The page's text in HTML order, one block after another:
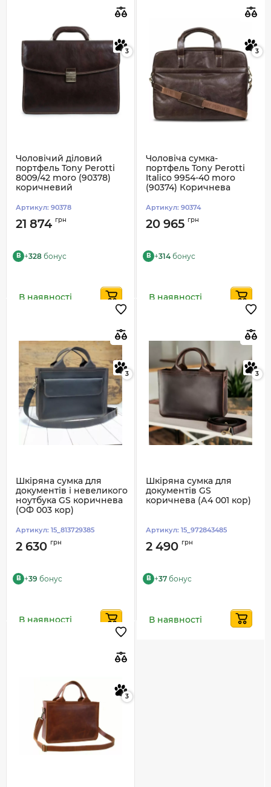
3
Чоловічий діловий
портфель Tony Perotti
8009/42 moro (90378)
коричневий
Артикул: 90378
21 874 грн
B +328 бонус
В наявності
3
Чоловіча сумка-
портфель Tony Perotti
Italico 9954-40 moro
(90374) Коричнева
Артикул: 90374
20 965 грн
B +314 бонус
В наявності
3
Шкіряна сумка для
документів і невеликого
ноутбука GS коричнева
(ОФ 003 кор)
Артикул: 15_813729385
2 630 грн
B +39 бонус
В наявності
3
Шкіряна сумка для
документів GS
коричнева (А4 001 кор)
Артикул: 15_972843485
2 490 грн
B +37 бонус
В наявності
3